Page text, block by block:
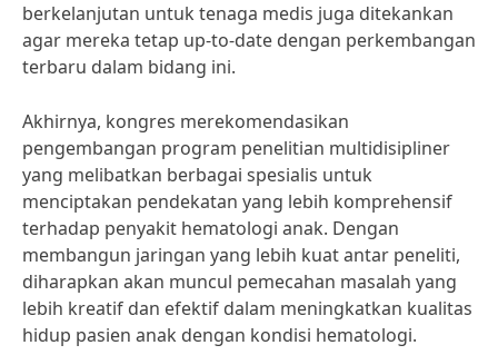
berkelanjutan untuk tenaga medis juga ditekankan
agar mereka tetap up-to-date dengan perkembangan
terbaru dalam bidang ini.
Akhirnya, kongres merekomendasikan
pengembangan program penelitian multidisipliner
yang melibatkan berbagai spesialis untuk
menciptakan pendekatan yang lebih komprehensif
terhadap penyakit hematologi anak. Dengan
membangun jaringan yang lebih kuat antar peneliti,
diharapkan akan muncul pemecahan masalah yang
lebih kreatif dan efektif dalam meningkatkan kualitas
hidup pasien anak dengan kondisi hematologi.